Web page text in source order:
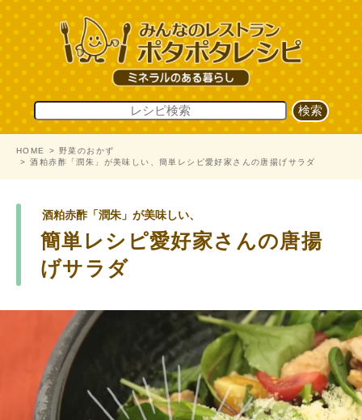
HOME
野菜のおかず
酒粕赤酢「潤朱」が美味しい、簡単レシピ愛好家さんの唐揚げサラダ
酒粕赤酢「潤朱」が美味しい、
簡単レシピ愛好家さんの唐揚
げサラダ